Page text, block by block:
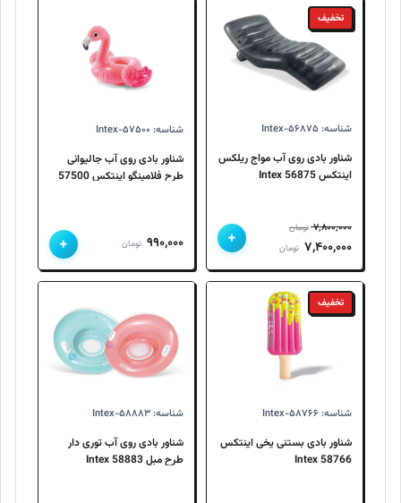
تخفیف
شناسه: Intex-۵۶۸۷۵
شناور بادی روی آب مواج ریلکس
اینتکس 56875 Intex
۷,۸۰۰,۰۰۰ تومان
قیمت
اصلی
۷,۸۰۰,۰۰۰ تومان
بود.
۷,۴۰۰,۰۰۰ تومانقیمت
فعلی
۷,۴۰۰,۰۰۰ تومان
است.
+
شناسه: Intex-۵۷۵۰۰
شناور بادی روی آب جالیوانی
طرح فلامینگو اینتکس 57500
۹۹۰,۰۰۰ تومان +
تخفیف
شناسه: Intex-۵۸۷۶۶
شناور بادی بستنی یخی اینتکس
Intex 58766
شناسه: Intex-۵۸۸۸۳
شناور بادی روی آب توری دار
طرح مبل 58883 Intex